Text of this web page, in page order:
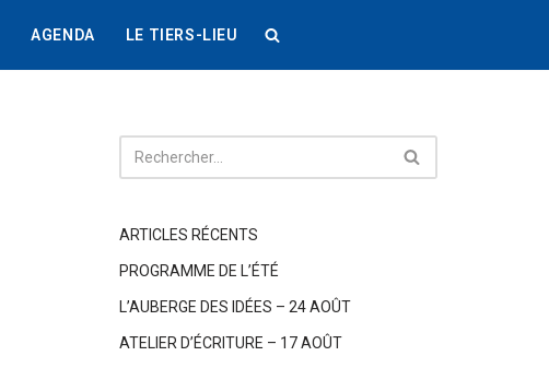
AGENDA LE TIERS-LIEU
ARTICLES RÉCENTS
PROGRAMME DE L’ÉTÉ
L’AUBERGE DES IDÉES – 24 AOÛT
ATELIER D’ÉCRITURE – 17 AOÛT